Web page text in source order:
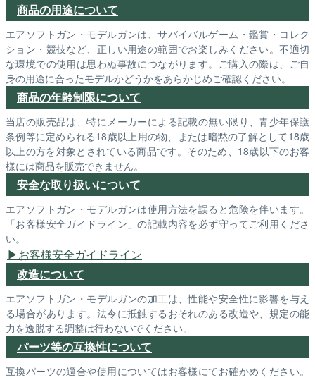
商品の用途について
エアソフトガン・モデルガンは、サバイバルゲーム・鑑賞・コレク
ション・競技など、正しい用途の範囲でお楽しみください。不適切
な環境での使用は思わぬ事故につながります。ご購入の際は、ご自
身の用途に合ったモデルかどうかをあらかじめご確認ください。
商品の年齢制限について
当店の販売品は、特にメーカーによる記載の無い限り、青少年保護
条例等に定められる18歳以上用の物、または暗黙の了解として18歳
以上の方を対象とされている商品です。そのため、18歳以下のお客
様には商品を販売できません。
安全な取り扱いについて
エアソフトガン・モデルガンは使用方法を誤ると危険を伴います。
「お客様安全ガイドライン」の記載内容を必ず守ってご利用くださ
い。
お客様安全ガイドライン
改造について
エアソフトガン・モデルガンの加工は、性能や安全性に影響を与え
る場合があります。法令に抵触するおそれのある改造や、規定の能
力を逸脱する調整は行わないでください。
パーツ等の互換性について
互換パーツの適合や使用についてはお客様にてお確かめください。